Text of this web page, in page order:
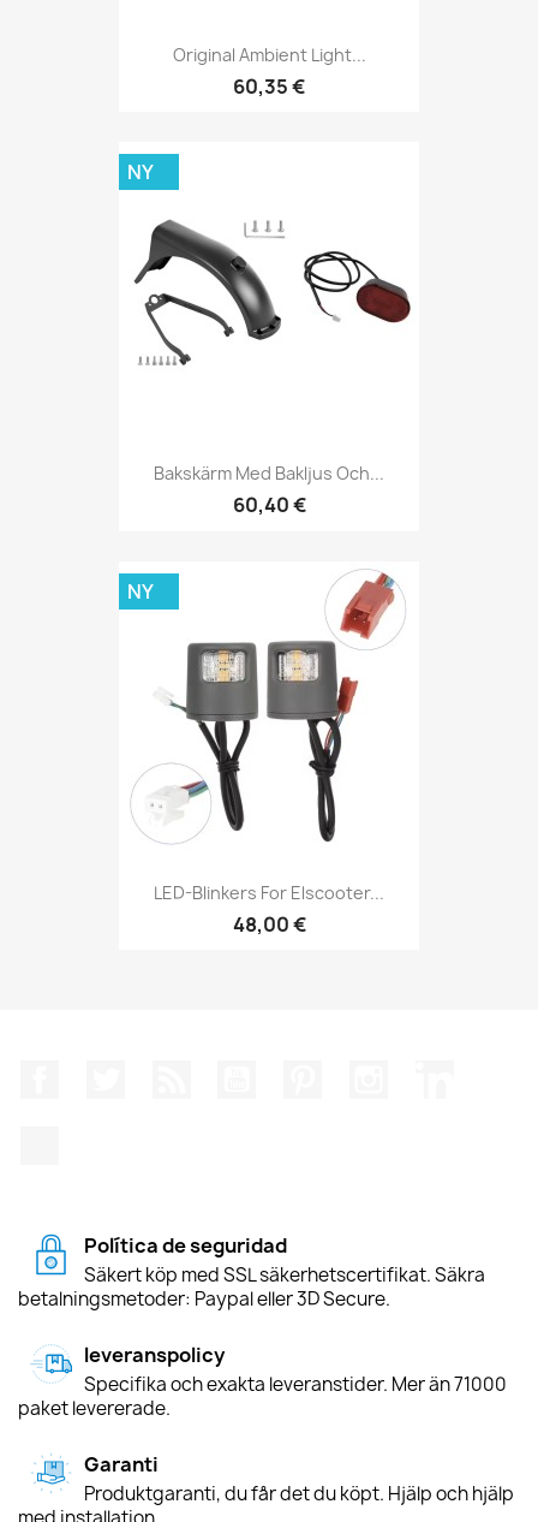
Original Ambient Light...
60,35 €
Bakskärm Med Bakljus Och...
60,40 €
NY
LED-Blinkers For Elscooter...
48,00 €
NY
Política de seguridad
Säkert köp med SSL säkerhetscertifikat. Säkra
betalningsmetoder: Paypal eller 3D Secure.
leveranspolicy
Specifika och exakta leveranstider. Mer än 71000
paket levererade.
Garanti
Produktgaranti, du får det du köpt. Hjälp och hjälp